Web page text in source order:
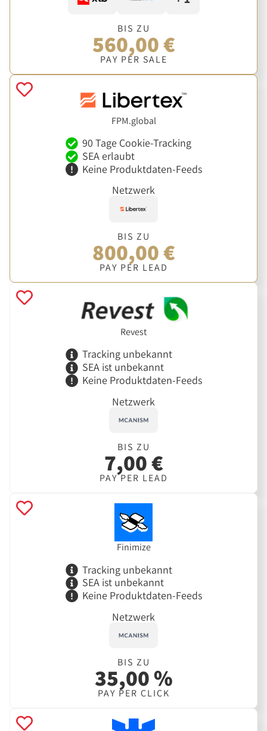
BIS ZU
560,00 €
PAY PER SALE
FPM.global
90 Tage Cookie-Tracking
SEA erlaubt
Keine Produktdaten-Feeds
Netzwerk
BIS ZU
800,00 €
PAY PER LEAD
Revest
Tracking unbekannt
SEA ist unbekannt
Keine Produktdaten-Feeds
Netzwerk
BIS ZU
7,00 €
PAY PER LEAD
Finimize
Tracking unbekannt
SEA ist unbekannt
Keine Produktdaten-Feeds
Netzwerk
BIS ZU
35,00 %
PAY PER CLICK